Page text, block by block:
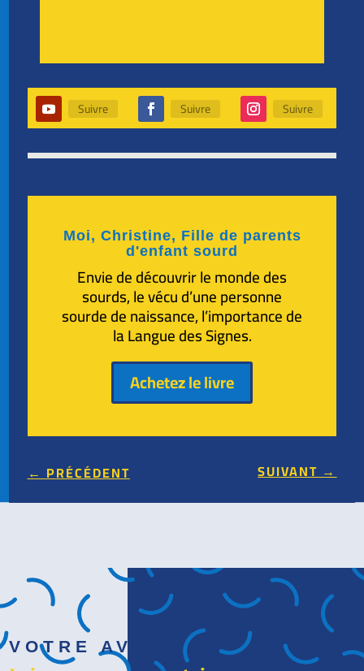
Suivre Suivre Suivre
Moi, Christine, Fille de parents
d'enfant sourd
Envie de découvrir le monde des
sourds, le vécu d’une personne
sourde de naissance, l’importance de
la Langue des Signes.
Achetez le livre
←PRÉCÉDENT SUIVANT→
VOTRE AVIS